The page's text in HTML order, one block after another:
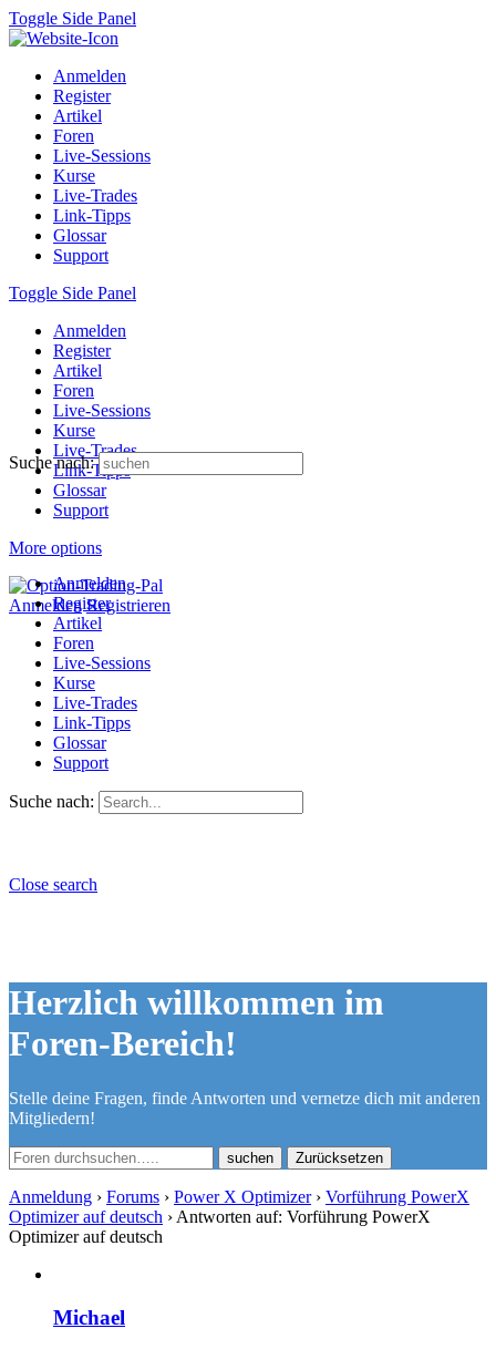
Toggle Side Panel
Anmelden
Register
Artikel
Foren
Live-Sessions
Kurse
Live-Trades
Link-Tipps
Glossar
Support
Toggle Side Panel
Anmelden
Register
Artikel
Foren
Live-Sessions
Kurse
Live-Trades
Link-Tipps
Glossar
Support
More options
Anmelden Registrieren
Suche nach:
Anmelden
Register
Artikel
Foren
Live-Sessions
Kurse
Live-Trades
Link-Tipps
Glossar
Support
Suche nach:
Close search
Herzlich willkommen im
Foren-Bereich!
Stelle deine Fragen, finde Antworten und vernetze dich mit anderen
Mitgliedern!
Zurücksetzen
Anmeldung › Forums › Power X Optimizer › Vorführung PowerX
Optimizer auf deutsch › Antworten auf: Vorführung PowerX
Optimizer auf deutsch
Michael